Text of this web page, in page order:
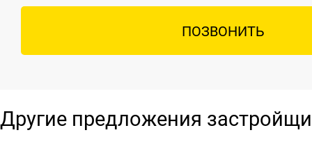
ПОЗВОНИТЬ
Другие предложения